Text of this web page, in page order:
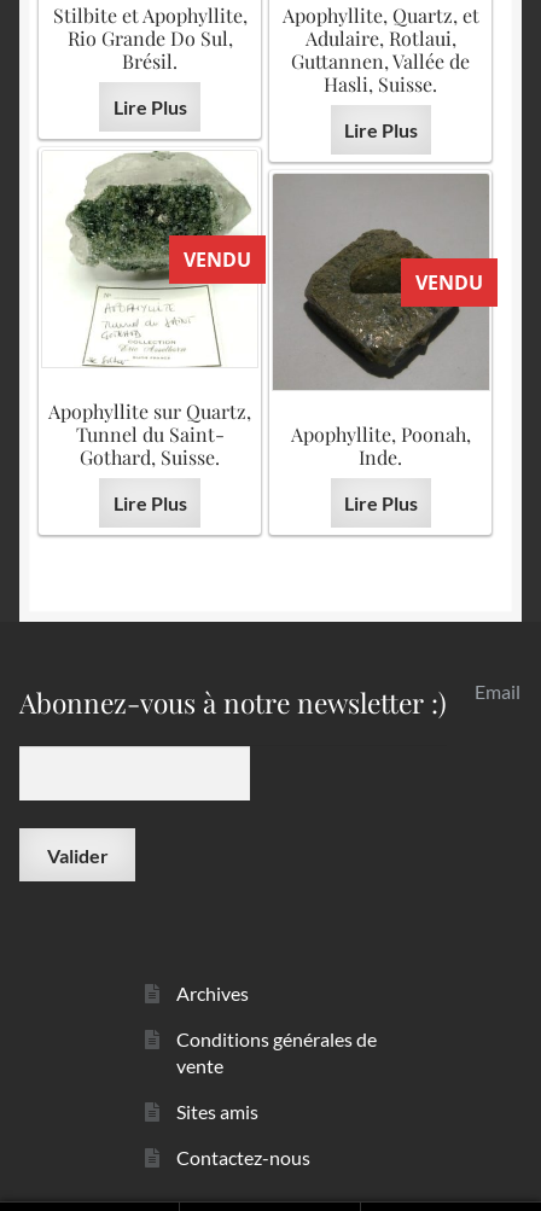
Stilbite et Apophyllite,
Rio Grande Do Sul,
Brésil.
Lire Plus
Apophyllite, Quartz, et
Adulaire, Rotlaui,
Guttannen, Vallée de
Hasli, Suisse.
Lire Plus
VENDU
Apophyllite sur Quartz,
Tunnel du Saint-
Gothard, Suisse.
Lire Plus
VENDU
Apophyllite, Poonah,
Inde.
Lire Plus
Abonnez-vous à notre newsletter :) Email
Archives
Conditions générales de
vente
Sites amis
Contactez-nous